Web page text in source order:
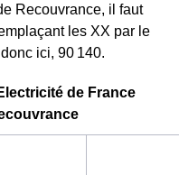
Recouvrance, il faut
les XX par le
ici, 90 140.
de France